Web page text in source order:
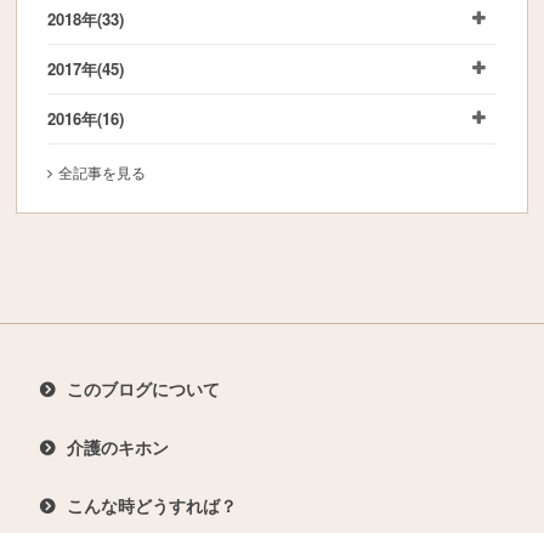
2018年(33)
2017年(45)
2016年(16)
全記事を見る
このブログについて
介護のキホン
こんな時どうすれば？